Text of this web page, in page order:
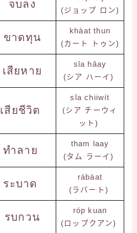
จบลง
(ジョップ ロン)
ขาดทุน
khàat thun
(カート トゥン)
เสียหาย
sǐa hǎay
(シア ハーイ)
เสียชีวิต
sǐa chiiwít
(シア チーウィ
ット)
ทำลาย
tham laay
(タム ラーイ)
ระบาด
rábàat
(ラバート)
รบกวน
róp kuan
(ロップクアン)